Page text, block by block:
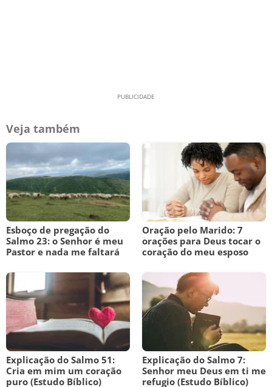
Veja também
Esboço de pregação do
Salmo 23: o Senhor é meu
Pastor e nada me faltará
Oração pelo Marido: 7
orações para Deus tocar o
coração do meu esposo
Explicação do Salmo 51:
Cria em mim um coração
puro (Estudo Bíblico)
Explicação do Salmo 7:
Senhor meu Deus em ti me
refugio (Estudo Bíblico)